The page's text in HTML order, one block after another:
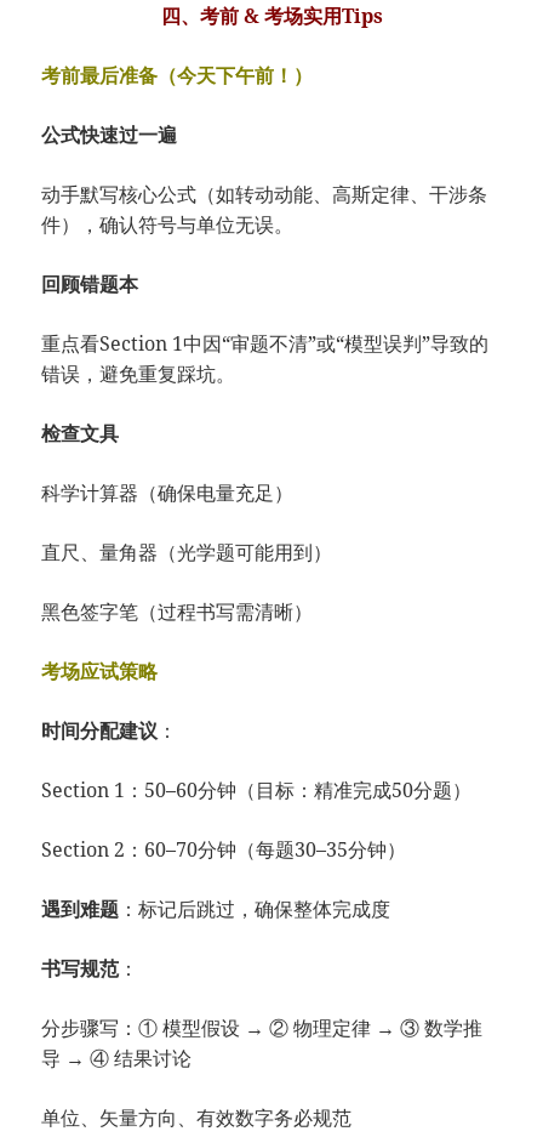
四、考前 & 考场实用Tips
考前最后准备（今天下午前！）
公式快速过一遍
动手默写核心公式（如转动动能、高斯定律、干涉条
件），确认符号与单位无误。
回顾错题本
重点看Section 1中因“审题不清”或“模型误判”导致的
错误，避免重复踩坑。
检查文具
科学计算器（确保电量充足）
直尺、量角器（光学题可能用到）
黑色签字笔（过程书写需清晰）
考场应试策略
时间分配建议 ：
Section 1：50–60分钟（目标：精准完成50分题）
Section 2：60–70分钟（每题30–35分钟）
遇到难题 ：标记后跳过，确保整体完成度
书写规范：
分步骤写：① 模型假设 → ② 物理定律 → ③ 数学推
导 → ④ 结果讨论
单位、矢量方向、有效数字务必规范